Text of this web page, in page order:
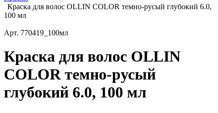
Краска для волос OLLIN COLOR темно-русый глубокий 6.0,
100 мл
Арт. 770419_100мл
Краска для волос OLLIN
COLOR темно-русый
глубокий 6.0, 100 мл